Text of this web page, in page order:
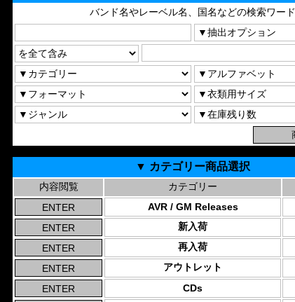
バンド名やレーベル名、国名などの検索ワード
▼ カテゴリー商品選択
内容閲覧 カテゴリー
AVR / GM Releases
新入荷
再入荷
アウトレット
CDs